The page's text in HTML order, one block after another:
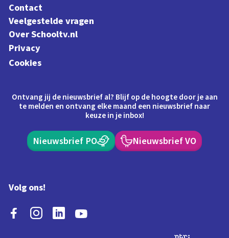
Contact
Veelgestelde vragen
Over Schooltv.nl
Privacy
Cookies
Ontvang jij de nieuwsbrief al? Blijf op de hoogte door je aan
te melden en ontvang elke maand een nieuwsbrief naar
keuze in je inbox!
Nieuwsbrief PO Nieuwsbrief VO
Volg ons!